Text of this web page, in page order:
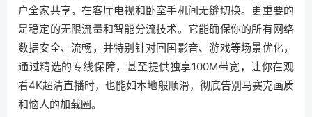
户全家共享，在客厅电视和卧室手机间无缝切换。更重要的
是稳定的无限流量和智能分流技术。它能确保你的所有网络
数据安全、流畅，并特别针对回国影音、游戏等场景优化，
通过精选的专线保障，甚至提供独享100M带宽，让你在观
看4K超清直播时，也能如本地般顺滑，彻底告别马赛克画质
和恼人的加载圈。